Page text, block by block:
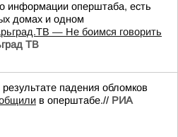
информации оперштаба, есть
домах и одном
— Не боимся говорить
ТВ
падения обломков
в оперштабе.// РИА